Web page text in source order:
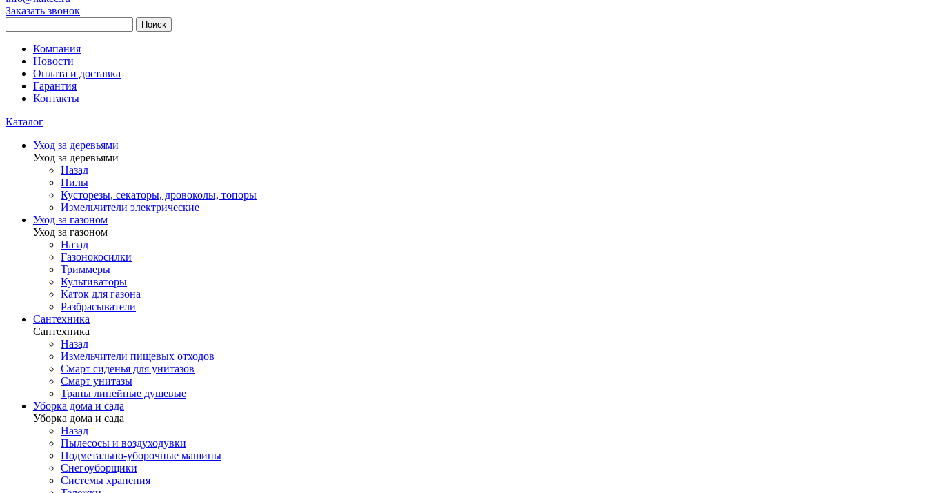
Заказать звонок
Поиск
Компания
Новости
Оплата и доставка
Гарантия
Контакты
Каталог
Уход за деревьями
Уход за деревьями
Назад
Пилы
Кусторезы, секаторы, дровоколы, топоры
Измельчители электрические
Уход за газоном
Уход за газоном
Назад
Газонокосилки
Триммеры
Культиваторы
Каток для газона
Разбрасыватели
Сантехника
Сантехника
Назад
Измельчители пищевых отходов
Смарт сиденья для унитазов
Смарт унитазы
Трапы линейные душевые
Уборка дома и сада
Уборка дома и сада
Назад
Пылесосы и воздуходувки
Подметально-уборочные машины
Снегоуборщики
Системы хранения